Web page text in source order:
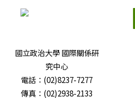
灣要「抗中」的前提應該是「知中」。 在提問環
與會來賓關注川普的任期時間對於
但風險仍屬可控；就中國官方對外
《人民日報》最具權威性。 本次演講共吸引50名校內外
師生、媒體記者、國內外研究機構
互動熱烈。本中心未來將持續扮演
樺提出「緩衝思維」（Buffer
為，當中國將某個大國視為潛在對
方之間的地理空間，希望透過維持
因素，也深受近代中國遭受外來侵
決策者傾向以預防性方式維護國家安全。 在
上，陳宥樺指出，北京長期將台灣
中國沿海的重要戰略屏障，因此即
其政策目標始終維持高度一致。中
國立政治大學 國際關係研
究中心
電話：(02)8237-7277
傳真：(02)2938-2133